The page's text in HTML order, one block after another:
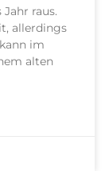
raus.
allerdings
im
alten